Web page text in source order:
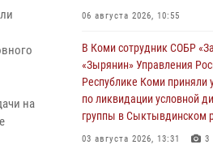
на
06 августа 2026, 10:55
В Коми сотрудник СОБР
«Зырянин» Управления
Республике Коми приняли
по ликвидации условной
группы в Сыктывдинском
03 августа 2026, 13:31 3